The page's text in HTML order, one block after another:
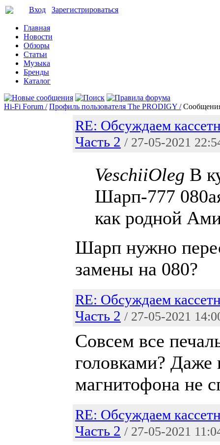
Вход Зарегистрироваться
Главная
Новости
Обзоры
Статьи
Музыка
Бренды
Каталог
Hi-Fi Forum / Профиль пользователя The PRODIGY /
RE: Обсуждаем
Часть 2 / 27-05-2021
VeschiiOleg В
Шарп-777
как родной
Шарп нужно
замены на 080?
RE: Обсуждаем
Часть 2 / 27-05-2021
Совсем все
головками? Даже
магнитофона не
RE: Обсуждаем
Часть 2 / 27-05-2021